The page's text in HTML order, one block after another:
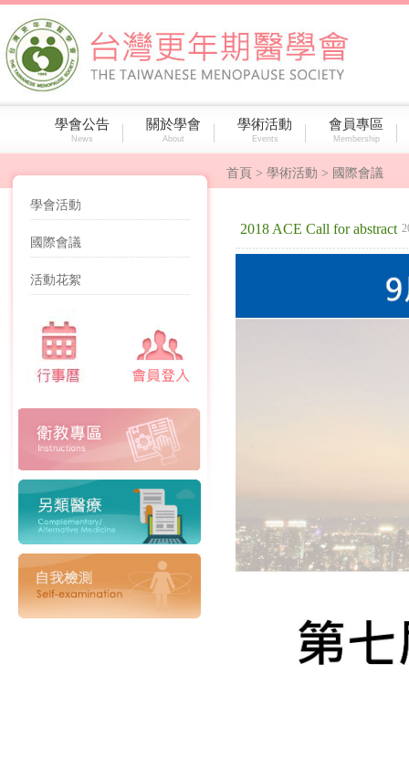
學會公告
News
關於學會
About
學術活動
Events
會員專區
Membership
學會活動
國際會議
活動花絮
首頁 > 學術活動 > 國際會議
2018 ACE Call for abstract